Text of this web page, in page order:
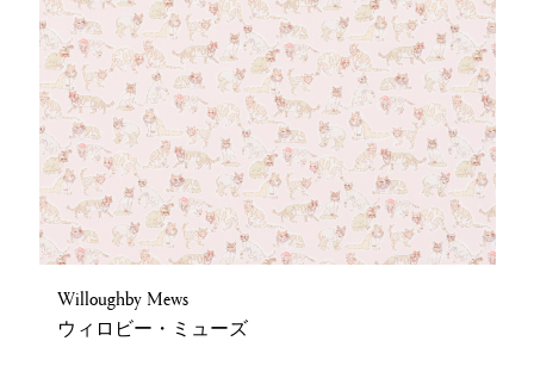
Willoughby Mews
ウィロビー・ミューズ